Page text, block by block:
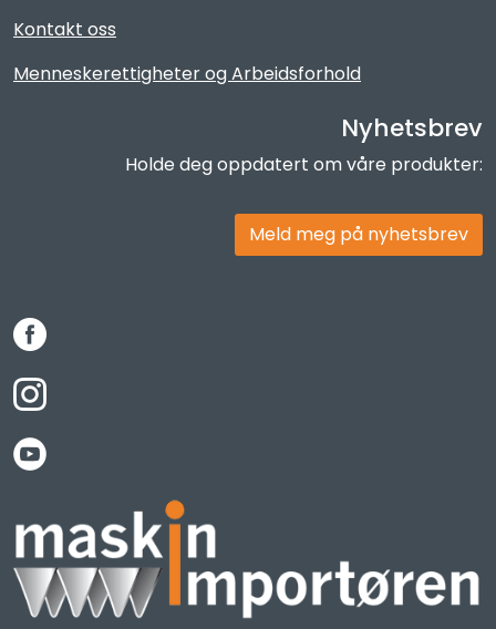
Kontakt oss
Menneskerettigheter og Arbeidsforhold
Nyhetsbrev
Holde deg oppdatert om våre produkter:
Meld meg på nyhetsbrev
Kampanje
Kataloger